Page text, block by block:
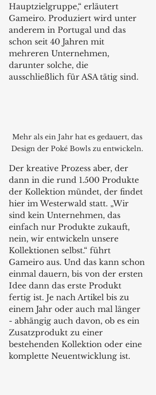
Hauptzielgruppe,“ erläutert
Gameiro. Produziert wird unter
anderem in Portugal und das
schon seit 40 Jahren mit
mehreren Unternehmen,
darunter solche, die
ausschließlich für ASA tätig sind.
Mehr als ein Jahr hat es gedauert, das
Design der Poké Bowls zu entwickeln.
Der kreative Prozess aber, der
dann in die rund 1.500 Produkte
der Kollektion mündet, der findet
hier im Westerwald statt. „Wir
sind kein Unternehmen, das
einfach nur Produkte zukauft,
nein, wir entwickeln unsere
Kollektionen selbst.“ führt
Gameiro aus. Und das kann schon
einmal dauern, bis von der ersten
Idee dann das erste Produkt
fertig ist. Je nach Artikel bis zu
einem Jahr oder auch mal länger
- abhängig auch davon, ob es ein
Zusatzprodukt zu einer
bestehenden Kollektion oder eine
komplette Neuentwicklung ist.